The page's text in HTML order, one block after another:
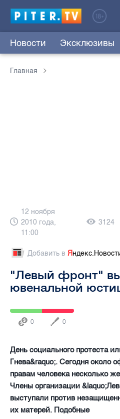
Новости Эксклюзивы
Главная
12 ноября
2010 года,
11:00
3124
Добавить в Я
"Левый фронт"
ювенальной
0 0
День социального протеста
Гнева&raquo;. Сегодня около
правам человека несколько
Члены организации
выступали против
их матерей. Подобные